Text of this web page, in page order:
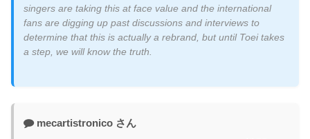
singers are taking this at face value and the international
fans are digging up past discussions and interviews to
determine that this is actually a rebrand, but until Toei takes
a step, we will know the truth.
mecartistronico さん